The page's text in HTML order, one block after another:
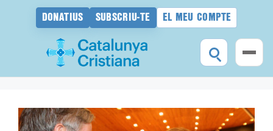
DONATIUS SUBSCRIU-TE EL MEU COMPTE
contingut